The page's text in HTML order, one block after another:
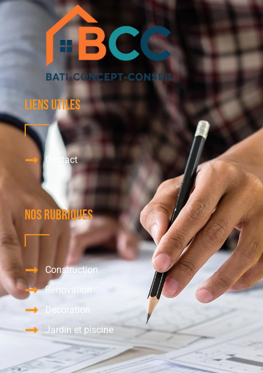
Liens utiles
Contact
Nos Rubriques
Construction
Renovation
Decoration
Jardin et piscine